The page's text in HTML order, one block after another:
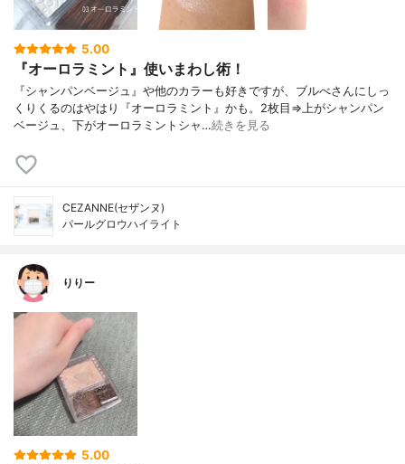
5.00
『オーロラミント』使いまわし術！
『シャンパンベージュ』や他のカラーも好きですが、ブルべさんにしっ
くりくるのはやはり『オーロラミント』かも。2枚目⇒上がシャンパン
ベージュ、下がオーロラミントシャ…続きを見る
CEZANNE(セザンヌ)
パールグロウハイライト
りりー
5.00